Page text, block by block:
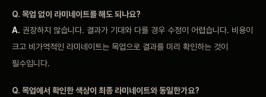
Q. 목업 없이 라미네이트를 해도 되나요?
A. 권장하지 않습니다. 결과가 기대와 다를 경우 수정이 어렵습니다. 비용이
크고 비가역적인 라미네이트는 목업으로 결과를 미리 확인하는 것이
필수입니다.
Q. 목업에서 확인한 색상이 최종 라미네이트와 동일한가요?